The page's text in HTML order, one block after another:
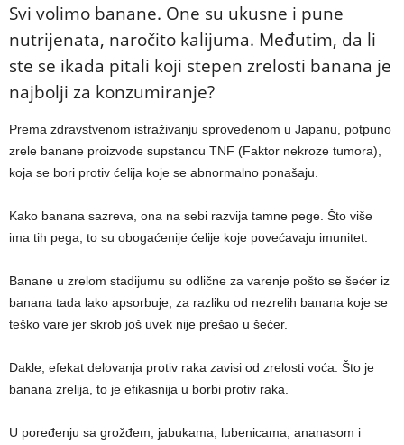
Svi volimo banane. One su ukusne i pune
nutrijenata, naročito kalijuma. Međutim, da li
ste se ikada pitali koji stepen zrelosti banana je
najbolji za konzumiranje?
Prema zdravstvenom istraživanju sprovedenom u Japanu, potpuno
zrele banane proizvode supstancu TNF (Faktor nekroze tumora),
koja se bori protiv ćelija koje se abnormalno ponašaju.
Kako banana sazreva, ona na sebi razvija tamne pege. Što više
ima tih pega, to su obogaćenije ćelije koje povećavaju imunitet.
Banane u zrelom stadijumu su odlične za varenje pošto se šećer iz
banana tada lako apsorbuje, za razliku od nezrelih banana koje se
teško vare jer skrob još uvek nije prešao u šećer.
Dakle, efekat delovanja protiv raka zavisi od zrelosti voća. Što je
banana zrelija, to je efikasnija u borbi protiv raka.
U poređenju sa grožđem, jabukama, lubenicama, ananasom i